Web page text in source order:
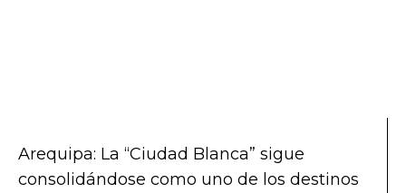
Arequipa: La “Ciudad Blanca” sigue
consolidándose como uno de los destinos